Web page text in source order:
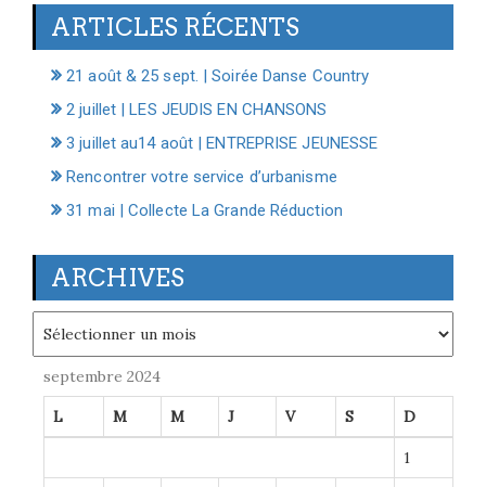
ARTICLES RÉCENTS
21 août & 25 sept. | Soirée Danse Country
2 juillet | LES JEUDIS EN CHANSONS
3 juillet au14 août | ENTREPRISE JEUNESSE
Rencontrer votre service d’urbanisme
31 mai | Collecte La Grande Réduction
ARCHIVES
septembre 2024
L M M J V S D
1